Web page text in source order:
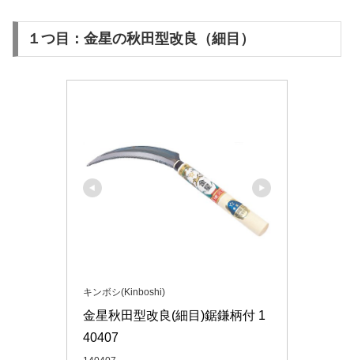
１つ目：金星の秋田型改良（細目）
キンボシ(Kinboshi)
金星秋田型改良(細目)鋸鎌柄付 1
40407